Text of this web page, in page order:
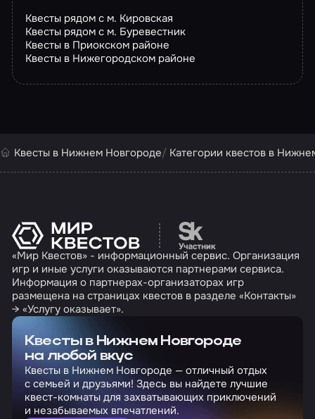
Квесты рядом с м. Кировская
Квесты рядом с м. Буревестник
Квесты в Приокском районе
Квесты в Нижегородском районе
Квесты в Нижнем Новгороде Категории квестов в
Перейти на сайт
«Мир Квестов» - информационный сервис. Организация
игр и иные услуги оказываются партнерами сервиса.
Информация о партнерах-организаторах игр
размещена на страницах квестов в разделе «Контакты»
→ «Услугу оказывает».
Квесты в Нижнем Новгороде
на любой вкус
Квесты в Нижнем Новгороде — отличный отдых
с семьей и друзьями! Здесь вы найдете лучшие
квест-комнаты для захватывающих приключений
и незабываемых впечатлений.